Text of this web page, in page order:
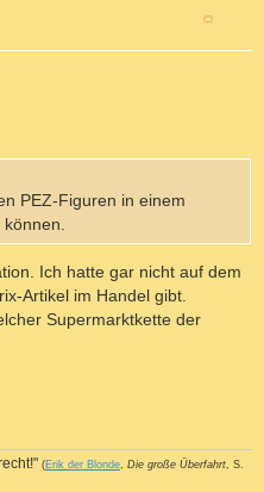
PEZ-Figuren in einem
Ich hatte gar nicht auf dem
Artikel im Handel gibt.
Supermarktkette der
(Erik der Blonde Die große Überfahrt , S.